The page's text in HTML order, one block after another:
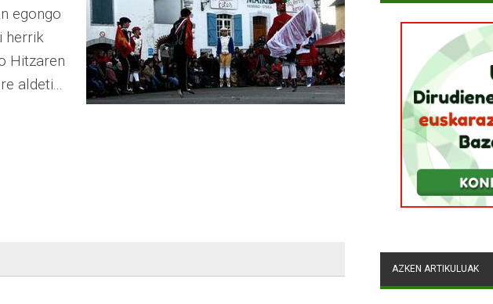
egongo
herrik
Hitzaren
aldeti...
AZKEN ARTIKULUAK